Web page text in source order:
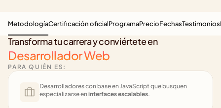
Transforma tu carrera y conviértete en
Desarrollador Web
PARA QUIÉN ES:
Desarrolladores con base en JavaScript que busquen
especializarse en interfaces escalables.
MetodologíaCertificación oficialProgramaPrecioFechasTestimonios